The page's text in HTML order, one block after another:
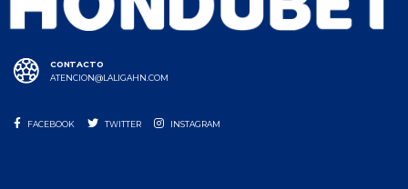
CONTACTO
ATENCION@LALIGAHN.COM
FACEBOOK TWITTER INSTAGRAM